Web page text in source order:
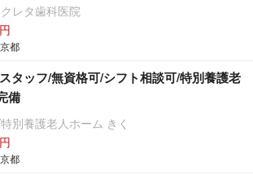
レタ歯科医院
都
タッフ/無資格可/シフト相談可/特別養護老
備
別養護老人ホーム きく
都